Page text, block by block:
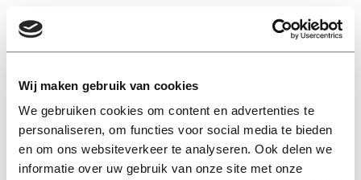
Wij maken gebruik van cookies
We gebruiken cookies om content en advertenties te
personaliseren, om functies voor social media te bieden
en om ons websiteverkeer te analyseren. Ook delen we
informatie over uw gebruik van onze site met onze
EN
dirk schouten
In memoriam